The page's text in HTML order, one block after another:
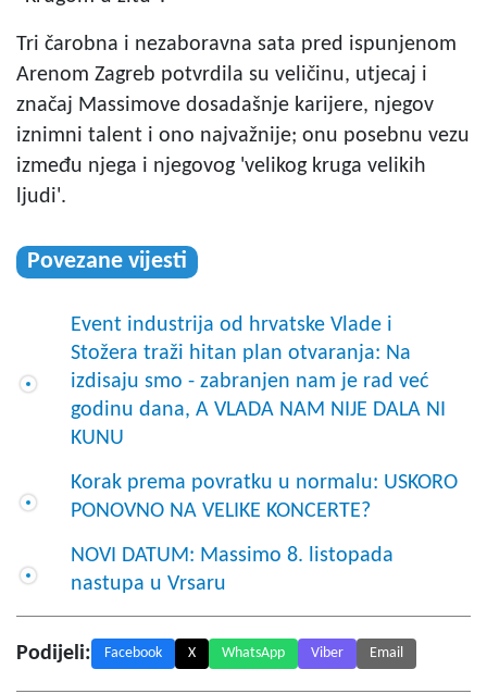
Tri čarobna i nezaboravna sata pred ispunjenom
Arenom Zagreb potvrdila su veličinu, utjecaj i
značaj Massimove dosadašnje karijere, njegov
iznimni talent i ono najvažnije; onu posebnu vezu
između njega i njegovog 'velikog kruga velikih
ljudi'.
Povezane vijesti
Event industrija od hrvatske Vlade i
Stožera traži hitan plan otvaranja: Na
izdisaju smo - zabranjen nam je rad već
godinu dana, A VLADA NAM NIJE DALA NI
KUNU
Korak prema povratku u normalu: USKORO
PONOVNO NA VELIKE KONCERTE?
NOVI DATUM: Massimo 8. listopada
nastupa u Vrsaru
Podijeli: Facebook X WhatsApp Viber Email